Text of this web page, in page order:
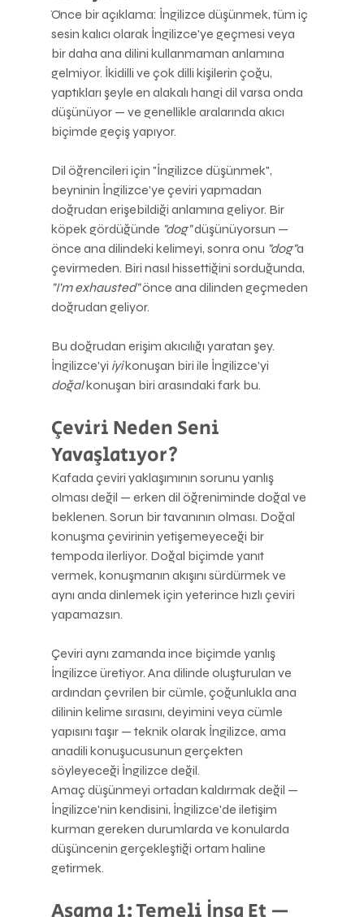
Önce bir açıklama: İngilizce düşünmek, tüm iç
sesin kalıcı olarak İngilizce'ye geçmesi veya
bir daha ana dilini kullanmaman anlamına
gelmiyor. İkidilli ve çok dilli kişilerin çoğu,
yaptıkları şeyle en alakalı hangi dil varsa onda
düşünüyor — ve genellikle aralarında akıcı
biçimde geçiş yapıyor.
Dil öğrencileri için "İngilizce düşünmek",
beyninin İngilizce'ye çeviri yapmadan
doğrudan erişebildiği anlamına geliyor. Bir
köpek gördüğünde "dog" düşünüyorsun —
önce ana dilindeki kelimeyi, sonra onu "dog"a
çevirmeden. Biri nasıl hissettiğini sorduğunda,
"I'm exhausted" önce ana dilinden geçmeden
doğrudan geliyor.
Bu doğrudan erişim akıcılığı yaratan şey.
İngilizce'yi iyi konuşan biri ile İngilizce'yi
doğal konuşan biri arasındaki fark bu.
Çeviri Neden Seni
Yavaşlatıyor?
Kafada çeviri yaklaşımının sorunu yanlış
olması değil — erken dil öğreniminde doğal ve
beklenen. Sorun bir tavanının olması. Doğal
konuşma çevirinin yetişemeyeceği bir
tempoda ilerliyor. Doğal biçimde yanıt
vermek, konuşmanın akışını sürdürmek ve
aynı anda dinlemek için yeterince hızlı çeviri
yapamazsın.
Çeviri aynı zamanda ince biçimde yanlış
İngilizce üretiyor. Ana dilinde oluşturulan ve
ardından çevrilen bir cümle, çoğunlukla ana
dilinin kelime sırasını, deyimini veya cümle
yapısını taşır — teknik olarak İngilizce, ama
anadili konuşucusunun gerçekten
söyleyeceği İngilizce değil.
Amaç düşünmeyi ortadan kaldırmak değil —
İngilizce'nin kendisini, İngilizce'de iletişim
kurman gereken durumlarda ve konularda
düşüncenin gerçekleştiği ortam haline
getirmek.
Aşama 1: Temeli İnşa Et —